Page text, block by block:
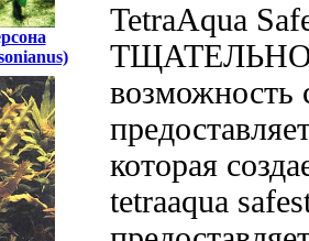
TetraAqua
возможность
которая
tetraaqua